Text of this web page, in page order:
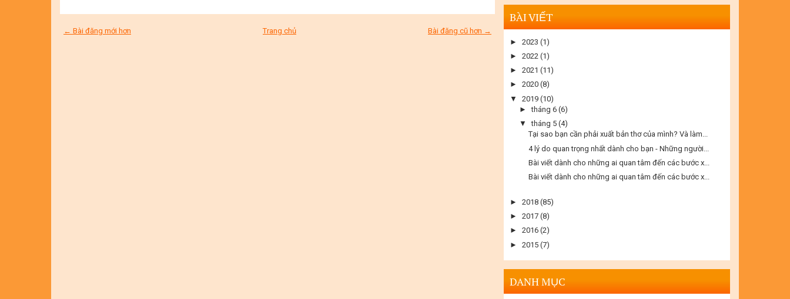
← Bài đăng mới hơn Bài đăng cũ hơn →
Trang chủ
BÀI VIẾT
► 2023 (1)
► 2022 (1)
► 2021 (11)
► 2020 (8)
▼
2019 (10)
►tháng 6 (6)
▼
tháng 5 (4)
Tại sao bạn cần phải xuất bản thơ của mình? Và làm...
4 lý do quan trọng nhất dành cho bạn - Những người...
Bài viết dành cho những ai quan tâm đến các bước x...
Bài viết dành cho những ai quan tâm đến các bước x...
► 2018 (85)
► 2017 (8)
► 2016 (2)
► 2015 (7)
DANH MỤC